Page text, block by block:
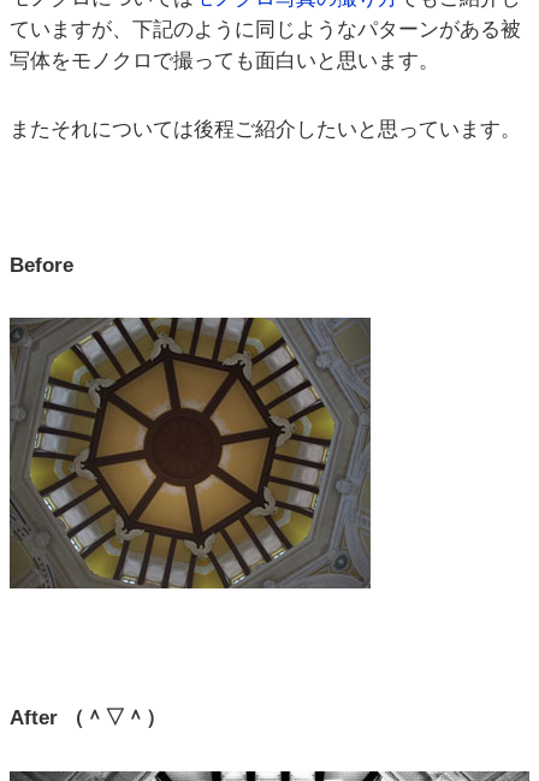
ていますが、下記のように同じようなパターンがある被
写体をモノクロで撮っても面白いと思います。
またそれについては後程ご紹介したいと思っています。
Before
After （＾▽＾）